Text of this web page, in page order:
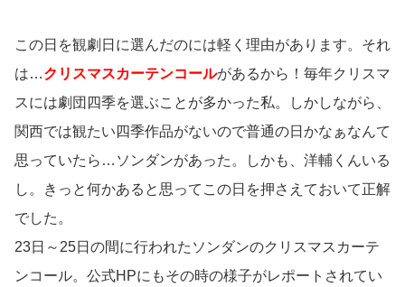
この日を観劇日に選んだのには軽く理由があります。それ
は…クリスマスカーテンコールがあるから！毎年クリスマ
スには劇団四季を選ぶことが多かった私。しかしながら、
関西では観たい四季作品がないので普通の日かなぁなんて
思っていたら…ソンダンがあった。しかも、洋輔くんいる
し。きっと何かあると思ってこの日を押さえておいて正解
でした。
23日～25日の間に行われたソンダンのクリスマスカーテ
ンコール。公式HPにもその時の様子がレポートされてい